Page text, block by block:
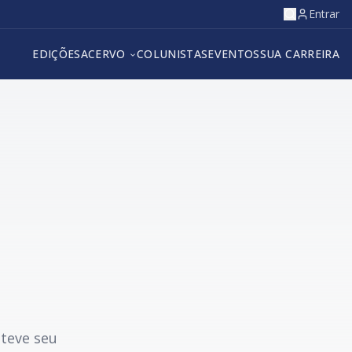
Entrar
EDIÇÕESACERVO COLUNISTASEVENTOSSUA CARREIRA
seu